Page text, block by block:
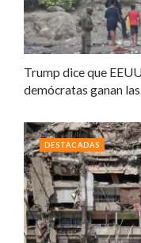
Trump dice que
demócratas ganan
DESTACADAS